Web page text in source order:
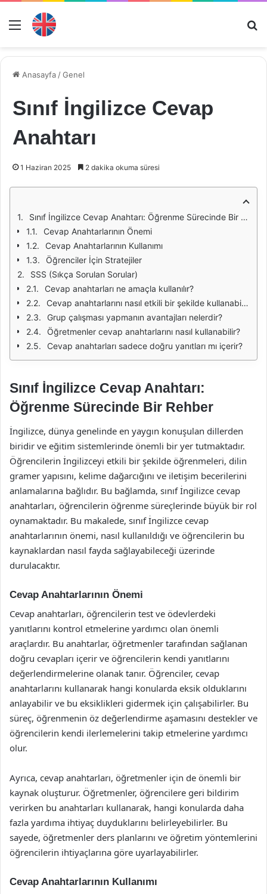
Menü
Anasayfa /Genel
Sınıf İngilizce Cevap
Anahtarı
1 Haziran 2025 2 dakika okuma süresi
Sınıf İngilizce Cevap Anahtarı: Öğrenme Sürecinde Bir Rehber
Cevap Anahtarlarının Önemi
Cevap Anahtarlarının Kullanımı
Öğrenciler İçin Stratejiler
SSS (Sıkça Sorulan Sorular)
Cevap anahtarları ne amaçla kullanılır?
Cevap anahtarlarını nasıl etkili bir şekilde kullanabilirim?
Grup çalışması yapmanın avantajları nelerdir?
Öğretmenler cevap anahtarlarını nasıl kullanabilir?
Cevap anahtarları sadece doğru yanıtları mı içerir?
Sınıf İngilizce Cevap Anahtarı:
Öğrenme Sürecinde Bir Rehber
İngilizce, dünya genelinde en yaygın konuşulan dillerden
biridir ve eğitim sistemlerinde önemli bir yer tutmaktadır.
Öğrencilerin İngilizceyi etkili bir şekilde öğrenmeleri, dilin
gramer yapısını, kelime dağarcığını ve iletişim becerilerini
anlamalarına bağlıdır. Bu bağlamda, sınıf İngilizce cevap
anahtarları, öğrencilerin öğrenme süreçlerinde büyük bir rol
oynamaktadır. Bu makalede, sınıf İngilizce cevap
anahtarlarının önemi, nasıl kullanıldığı ve öğrencilerin bu
kaynaklardan nasıl fayda sağlayabileceği üzerinde
durulacaktır.
Cevap Anahtarlarının Önemi
Cevap anahtarları, öğrencilerin test ve ödevlerdeki
yanıtlarını kontrol etmelerine yardımcı olan önemli
araçlardır. Bu anahtarlar, öğretmenler tarafından sağlanan
doğru cevapları içerir ve öğrencilerin kendi yanıtlarını
değerlendirmelerine olanak tanır. Öğrenciler, cevap
anahtarlarını kullanarak hangi konularda eksik olduklarını
anlayabilir ve bu eksiklikleri gidermek için çalışabilirler. Bu
süreç, öğrenmenin öz değerlendirme aşamasını destekler ve
öğrencilerin kendi ilerlemelerini takip etmelerine yardımcı
olur.
Ayrıca, cevap anahtarları, öğretmenler için de önemli bir
kaynak oluşturur. Öğretmenler, öğrencilere geri bildirim
verirken bu anahtarları kullanarak, hangi konularda daha
fazla yardıma ihtiyaç duyduklarını belirleyebilirler. Bu
sayede, öğretmenler ders planlarını ve öğretim yöntemlerini
öğrencilerin ihtiyaçlarına göre uyarlayabilirler.
Cevap Anahtarlarının Kullanımı